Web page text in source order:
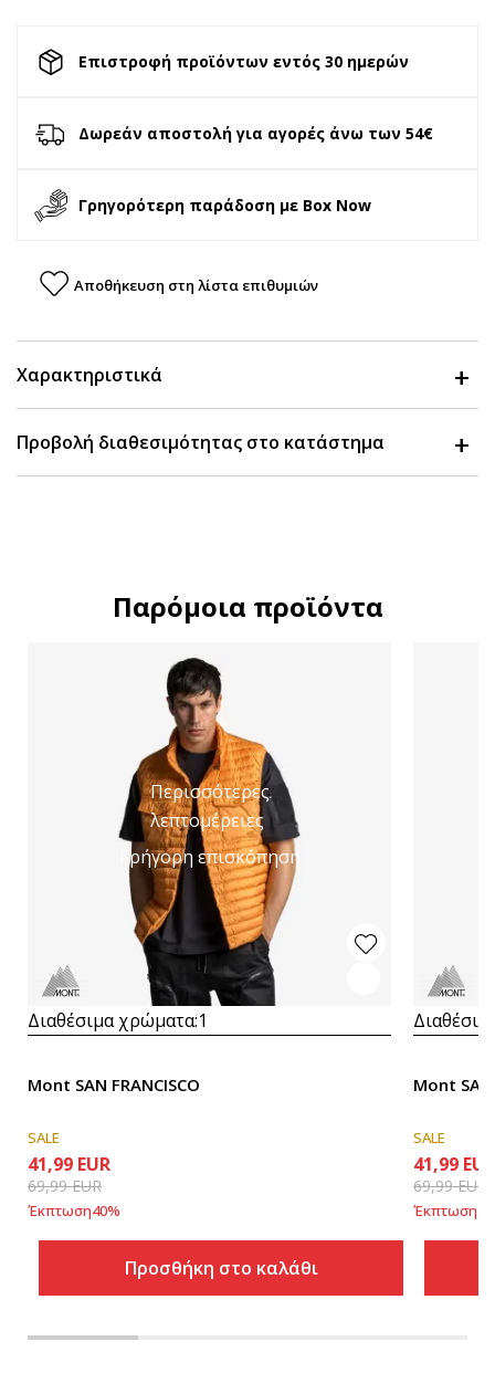
Επιστροφή προϊόντων εντός 30 ημερών
Δωρεάν αποστολή για αγορές άνω των 54€
Γρηγορότερη παράδοση με Box Now
Αποθήκευση στη λίστα επιθυμιών
Χαρακτηριστικά
Προβολή διαθεσιμότητας στο κατάστημα
Παρόμοια προϊόντα
Περισσότερες
λεπτομέρειες
Γρήγορη επισκόπηση
Διαθέσιμα χρώματα:1
Mont SAN FRANCISCO
SALE
41,99 EUR
69,99EUR
Έκπτωση40%
Προσθήκη στο καλάθι
Mont SAN
SALE
41,99 EUR
69,99EUR
Έκπτωση